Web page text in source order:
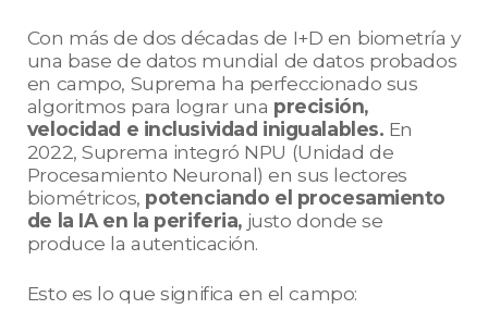
Con más de dos décadas de I+D en biometría y
una base de datos mundial de datos probados
en campo, Suprema ha perfeccionado sus
algoritmos para lograr una precisión,
velocidad e inclusividad inigualables. En
2022, Suprema integró NPU (Unidad de
Procesamiento Neuronal) en sus lectores
biométricos, potenciando el procesamiento
de la IA en la periferia, justo donde se
produce la autenticación.
Esto es lo que significa en el campo: